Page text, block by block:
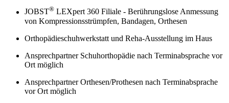
JOBST® LEXpert 360 Filiale - Berührungslose Anmessung
von Kompressionsstrümpfen, Bandagen, Orthesen
Orthopädieschuhwerkstatt und Reha-Ausstellung im Haus
Ansprechpartner Schuhorthopädie nach Terminabsprache vor
Ort möglich
Ansprechpartner Orthesen/Prothesen nach Terminabsprache
vor Ort möglich